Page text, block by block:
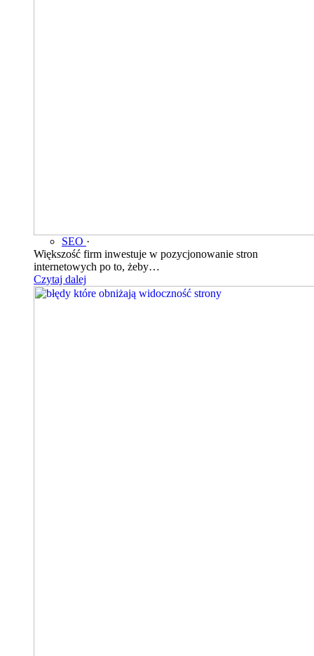
SEO ·
Większość firm inwestuje w pozycjonowanie stron
internetowych po to, żeby…
Czytaj dalej